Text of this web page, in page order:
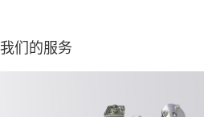
续合作……...
我们的服务